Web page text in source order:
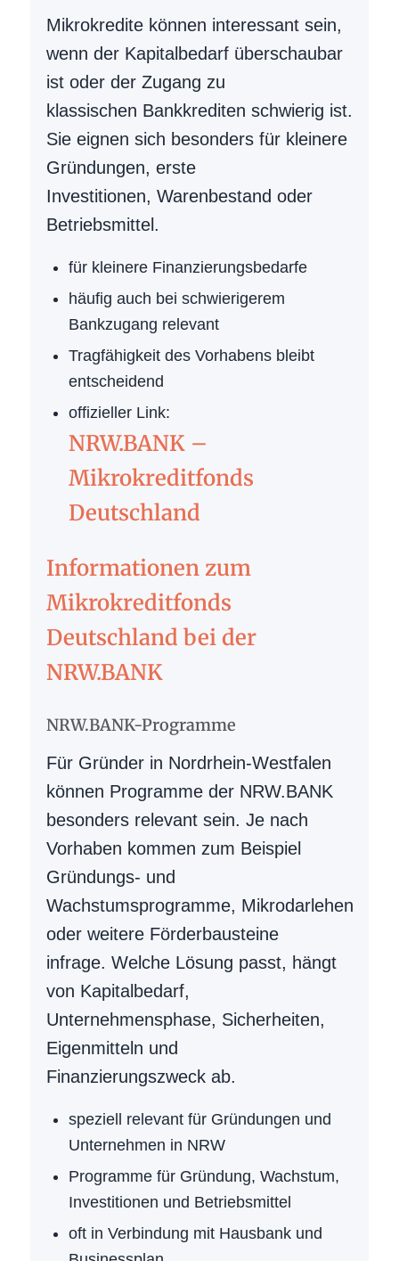
Mikrokredite können interessant sein,
wenn der Kapitalbedarf überschaubar
ist oder der Zugang zu
klassischen Bankkrediten schwierig ist.
Sie eignen sich besonders für kleinere
Gründungen, erste
Investitionen, Warenbestand oder
Betriebsmittel.
für kleinere Finanzierungsbedarfe
häufig auch bei schwierigerem
Bankzugang relevant
Tragfähigkeit des Vorhabens bleibt
entscheidend
offizieller Link:
NRW.BANK –
Mikrokreditfonds
Deutschland
Informationen zum
Mikrokreditfonds
Deutschland bei der
NRW.BANK
NRW.BANK-Programme
Für Gründer in Nordrhein-Westfalen
können Programme der NRW.BANK
besonders relevant sein. Je nach
Vorhaben kommen zum Beispiel
Gründungs- und
Wachstumsprogramme, Mikrodarlehen
oder weitere Förderbausteine
infrage. Welche Lösung passt, hängt
von Kapitalbedarf,
Unternehmensphase, Sicherheiten,
Eigenmitteln und
Finanzierungszweck ab.
speziell relevant für Gründungen und
Unternehmen in NRW
Programme für Gründung, Wachstum,
Investitionen und Betriebsmittel
oft in Verbindung mit Hausbank und